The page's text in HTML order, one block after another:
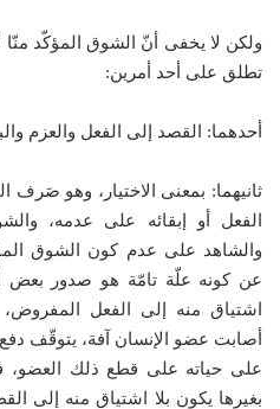
ولكن لا يخفى أنّ الشوق المؤكّد منّا
تطلق على أحد أمرين:
أحدهما: القصد إلى الفعل والعزم
ثانيهما: بمعنى الاختيار، وهو
الفعل أو إبقائه على عدمه،
والشاهد على عدم كون الشوق
عن كونه علّة تامّة هو صدور بعض
اشتياق منه إلى الفعل
أصابت عضو الإنسان آفة، يتوقّف
على حياته على قطع ذلك العضو،
بغيرها يكون بلا اشتياق منه إلى